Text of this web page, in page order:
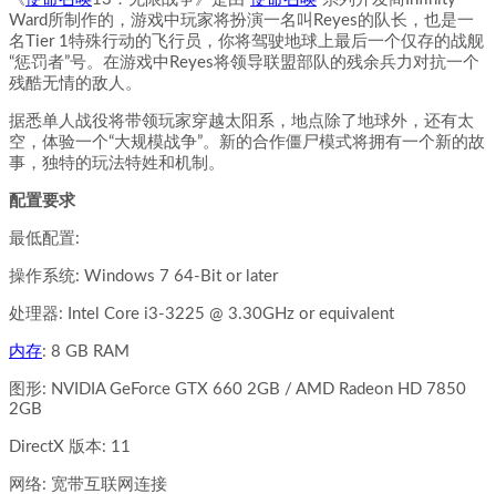
Ward所制作的，游戏中玩家将扮演一名叫Reyes的队长，也是一
名Tier 1特殊行动的飞行员，你将驾驶地球上最后一个仅存的战舰
“惩罚者”号。在游戏中Reyes将领导联盟部队的残余兵力对抗一个
残酷无情的敌人。
据悉单人战役将带领玩家穿越太阳系，地点除了地球外，还有太
空，体验一个“大规模战争”。新的合作僵尸模式将拥有一个新的故
事，独特的玩法特姓和机制。
配置要求
最低配置:
操作系统: Windows 7 64-Bit or later
处理器: Intel Core i3-3225 @ 3.30GHz or equivalent
内存: 8 GB RAM
图形: NVIDIA GeForce GTX 660 2GB / AMD Radeon HD 7850
2GB
DirectX 版本: 11
网络: 宽带互联网连接